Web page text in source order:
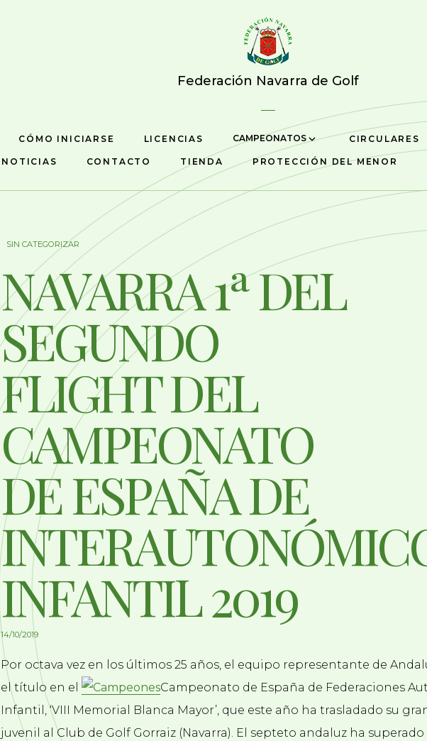
Federación Navarra de Golf
CÓMO INICIARSE LICENCIAS CAMPEONATOS CIRCULARES
NOTICIAS CONTACTO TIENDA PROTECCIÓN DEL MENOR
SIN CATEGORIZAR
NAVARRA 1ª DEL
SEGUNDO
FLIGHT DEL
CAMPEONATO
DE ESPAÑA DE
INFANTIL 2019
14/10/2019
Por octava vez en los últimos 25 años, el equipo representante de
el título en el
Campeonato de España de Federaciones
Infantil, ‘VIII Memorial Blanca Mayor’, que este año ha trasladado su
juvenil al Club de Golf Gorraiz (Navarra). El septeto andaluz ha